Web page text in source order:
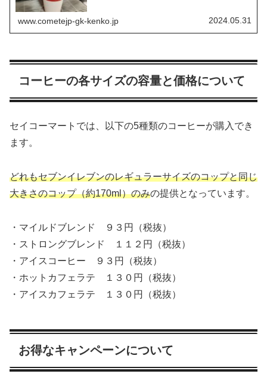
www.cometejp-gk-kenko.jp 2024.05.31
コーヒーの各サイズの容量と価格について
セイコーマートでは、以下の5種類のコーヒーが購入でき
ます。
どれもセブンイレブンのレギュラーサイズのコップと同じ
大きさのコップ（約170ml）のみの提供となっています。
・マイルドブレンド ９３円（税抜）
・ストロングブレンド １１２円（税抜）
・アイスコーヒー ９３円（税抜）
・ホットカフェラテ １３０円（税抜）
・アイスカフェラテ １３０円（税抜）
お得なキャンペーンについて